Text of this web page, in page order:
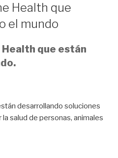
Health que
el mundo
que están
desarrollando soluciones
salud de personas, animales